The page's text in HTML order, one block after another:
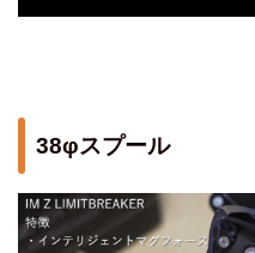
38φスプール